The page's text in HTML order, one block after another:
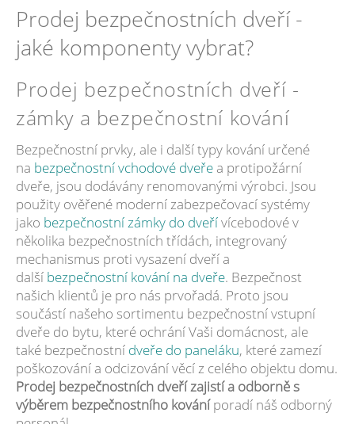
Prodej bezpečnostních dveří -
jaké komponenty vybrat?
Prodej bezpečnostních dveří -
zámky a bezpečnostní kování
Bezpečnostní prvky, ale i další typy kování určené
na bezpečnostní vchodové dveře a protipožární
dveře, jsou dodávány renomovanými výrobci. Jsou
použity ověřené moderní zabezpečovací systémy
jako bezpečnostní zámky do dveřívícebodové v
několika bezpečnostních třídách, integrovaný
mechanismus proti vysazení dveří a
další bezpečnostní kování na dveře. Bezpečnost
našich klientů je pro nás prvořadá. Proto jsou
součástí našeho sortimentu bezpečnostní vstupní
dveře do bytu, které ochrání Vaši domácnost, ale
také bezpečnostní dveře do paneláku, které zamezí
poškozování a odcizování věcí z celého objektu domu.
Prodej bezpečnostních dveří zajistí a odborně s
výběrem bezpečnostního kováníporadí náš odborný